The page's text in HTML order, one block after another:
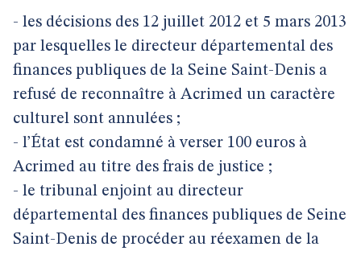
- les décisions des 12 juillet 2012 et 5 mars 2013
par lesquelles le directeur départemental des
finances publiques de la Seine Saint-Denis a
refusé de reconnaître à Acrimed un caractère
culturel sont annulées ;
- l’État est condamné à verser 100 euros à
Acrimed au titre des frais de justice ;
- le tribunal enjoint au directeur
départemental des finances publiques de Seine
Saint-Denis de procéder au réexamen de la